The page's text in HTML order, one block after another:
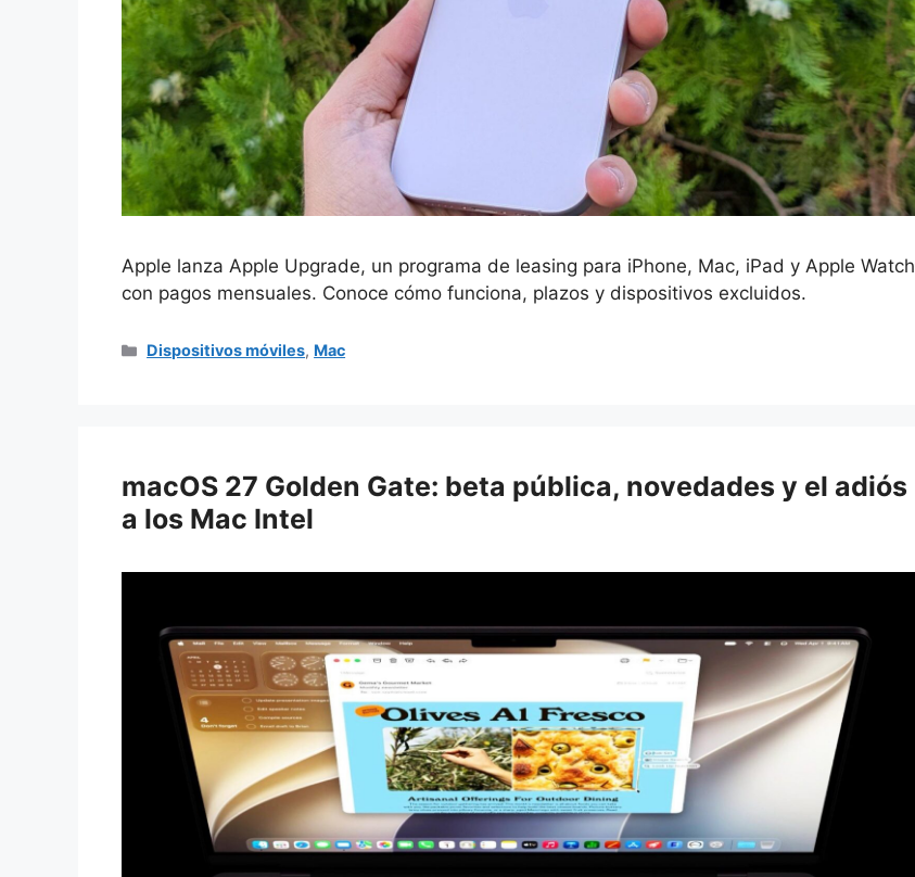
Apple lanza Apple Upgrade, un programa de leasing para iPhone, Mac, iPad y Apple Watch
con pagos mensuales. Conoce cómo funciona, plazos y dispositivos excluidos.
Categorías
Dispositivos móviles, Mac
macOS 27 Golden Gate: beta pública, novedades y el adiós
a los Mac Intel